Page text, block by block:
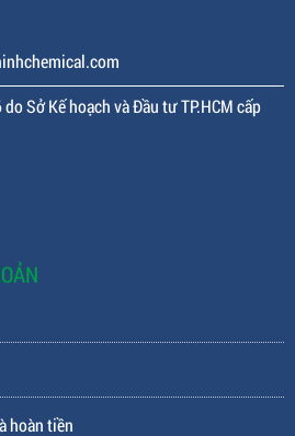
Sở Kế hoạch và Đầu tư TP.HCM cấp
hoàn tiền